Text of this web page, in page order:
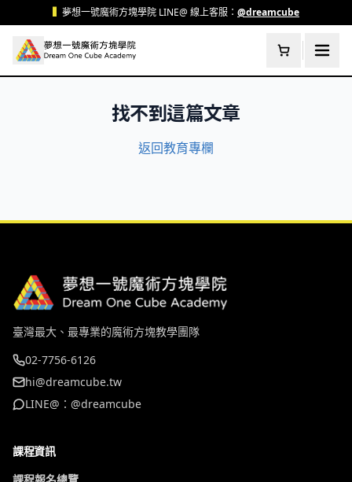
跳至主要內容夢想一號魔術方塊學院 LINE@ 線上客服： @dreamcube
找不到這篇文章
返回教育專欄
臺灣最大、最專業的魔術方塊教學團隊
02-7756-6126
hi@dreamcube.tw
LINE@：@dreamcube
課程資訊